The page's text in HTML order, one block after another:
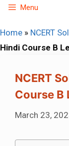
Skip
content
Menu
Home » NCERT
Hindi Course B
NCERT
Course B
March 23,